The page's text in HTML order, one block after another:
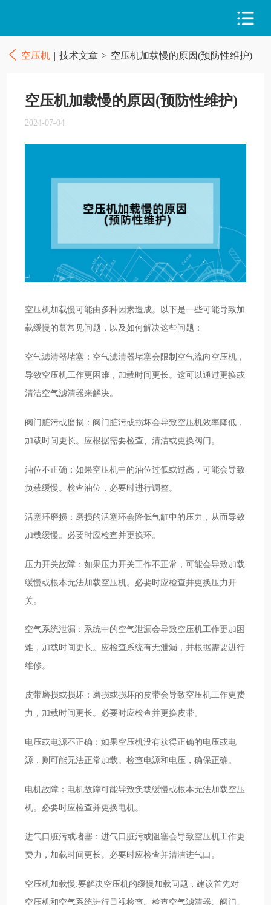
空压机 | 技术文章 > 空压机加载慢的原因(预防性维护)
空压机加载慢的原因(预防性维护)
2024-07-04
空压机加载慢可能由多种因素造成。以下是一些可能导致加
载缓慢的蕞常见问题，以及如何解决这些问题：
空气滤清器堵塞：空气滤清器堵塞会限制空气流向空压机，
导致空压机工作更困难，加载时间更长。这可以通过更换或
清洁空气滤清器来解决。
阀门脏污或磨损：阀门脏污或损坏会导致空压机效率降低，
加载时间更长。应根据需要检查、清洁或更换阀门。
油位不正确：如果空压机中的油位过低或过高，可能会导致
负载缓慢。检查油位，必要时进行调整。
活塞环磨损：磨损的活塞环会降低气缸中的压力，从而导致
加载缓慢。必要时应检查并更换环。
压力开关故障：如果压力开关工作不正常，可能会导致加载
缓慢或根本无法加载空压机。必要时应检查并更换压力开
关。
空气系统泄漏：系统中的空气泄漏会导致空压机工作更加困
难，加载时间更长。应检查系统有无泄漏，并根据需要进行
维修。
皮带磨损或损坏：磨损或损坏的皮带会导致空压机工作更费
力，加载时间更长。必要时应检查并更换皮带。
电压或电源不正确：如果空压机没有获得正确的电压或电
源，则可能无法正常加载。检查电源和电压，确保正确。
电机故障：电机故障可能导致负载缓慢或根本无法加载空压
机。必要时应检查并更换电机。
进气口脏污或堵塞：进气口脏污或阻塞会导致空压机工作更
费力，加载时间更长。必要时应检查并清洁进气口。
空压机加载慢:要解决空压机的缓慢加载问题，建议首先对
空压机和空气系统进行目视检查。检查空气滤清器、阀门、